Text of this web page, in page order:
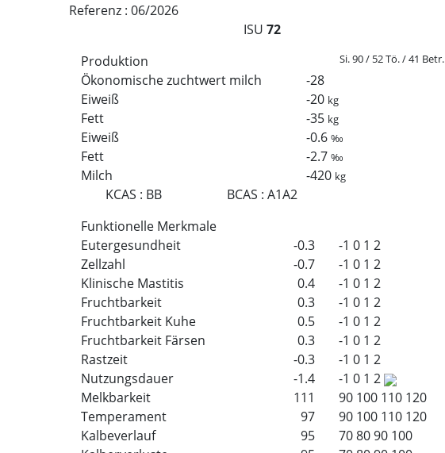
Referenz : 06/2026
ISU72
Produktion
Si. 90 / 52 Tö. / 41 Betr.
Ökonomische zuchtwert milch
-28
Eiweiß
-20 kg
Fett -35 kg
Eiweiß -0.6‰
Fett -2.7‰
Milch -420 kg
KCAS : BB BCAS :A1A2
Funktionelle Merkmale
Eutergesundheit
-0.3 -1 0 1 2
Zellzahl
-0.7 -1 0 1 2
Klinische Mastitis
0.4 -1 0 1 2
Fruchtbarkeit
0.3 -1 0 1 2
Fruchtbarkeit Kuhe
0.5 -1 0 1 2
Fruchtbarkeit Färsen
0.3 -1 0 1 2
Rastzeit
-0.3 -1 0 1 2
Nutzungsdauer
-1.4 -1 0 1 2
Melkbarkeit
111 90 100 110 120
Temperament
97 90 100 110 120
Kalbeverlauf
95 708090 100